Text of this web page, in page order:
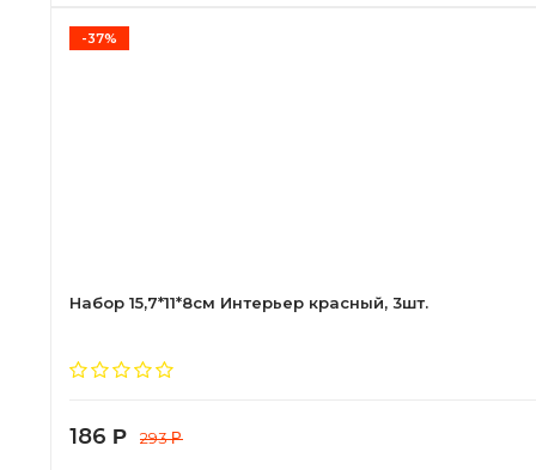
-37%
Набор 15,7*11*8см Интерьер красный, 3шт.
186 Р 293Р